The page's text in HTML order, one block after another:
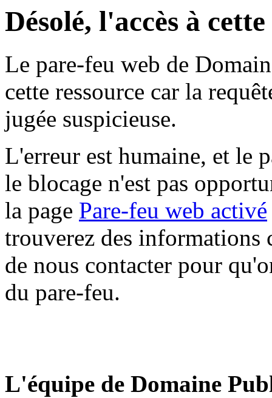
Désolé, l'accès à
Le pare-feu web de
cette ressource car la
jugée suspicieuse.
L'erreur est humaine, et le
le blocage n'est pas
la page Pare-feu web activé
trouverez des informations
de nous contacter pour
du pare-feu.
L'équipe de Domaine